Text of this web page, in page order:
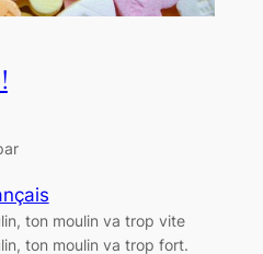
ton moulin va trop vite
ton moulin va trop fort.